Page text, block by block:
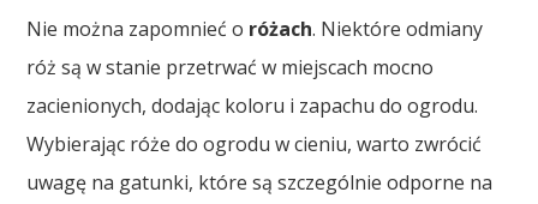
Nie można zapomnieć o różach. Niektóre odmiany
róż są w stanie przetrwać w miejscach mocno
zacienionych, dodając koloru i zapachu do ogrodu.
Wybierając róże do ogrodu w cieniu, warto zwrócić
uwagę na gatunki, które są szczególnie odporne na